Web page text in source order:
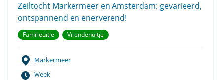
Zeiltocht Markermeer en Amsterdam: gevarieerd,
ontspannend en enerverend!
Familieuitje Vriendenuitje
Markermeer
Week